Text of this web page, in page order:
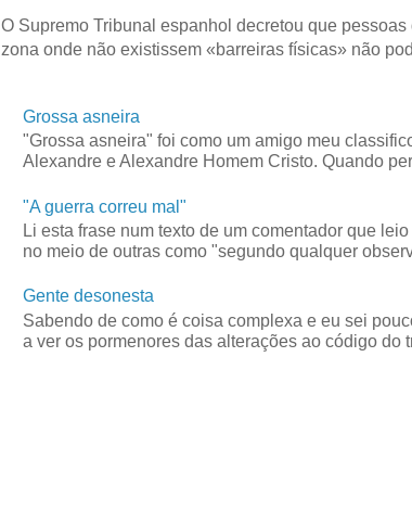
O Supremo Tribunal espanhol decretou que
zona onde não existissem «barreiras físicas» não
Grossa asneira
"Grossa asneira" foi como um amigo meu
Alexandre e Alexandre Homem Cristo. Quando
"A guerra correu mal"
Li esta frase num texto de um comentador que
no meio de outras como "segundo qualquer
Gente desonesta
Sabendo de como é coisa complexa e eu sei
a ver os pormenores das alterações ao código do